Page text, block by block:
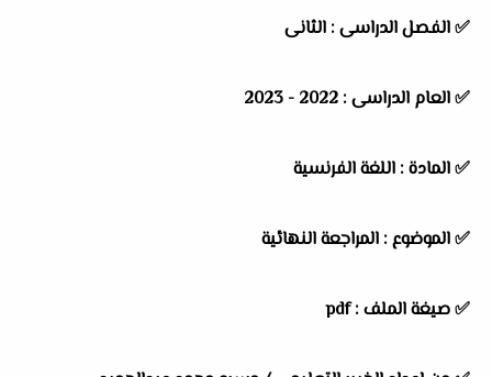
✅ الفصل الدراسى : الثانى
✅ العام الدراسى : 2022 - 2023
✅ المادة : اللغة الفرنسية
✅ الموضوع : المراجعة النهائية
✅ صيغة الملف : pdf